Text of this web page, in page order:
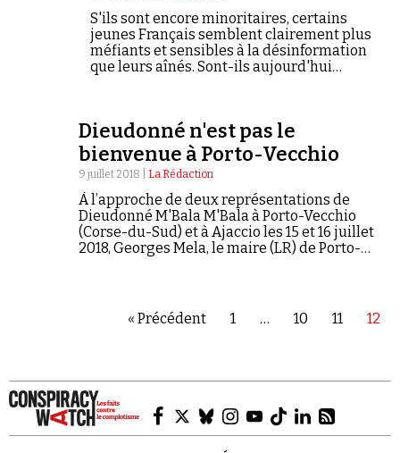
S'ils sont encore minoritaires, certains
jeunes Français semblent clairement plus
méfiants et sensibles à la désinformation
que leurs aînés. Sont-ils aujourd'hui
Dieudonné n'est pas le
bienvenue à Porto-Vecchio
9 juillet 2018 | La Rédaction
À l’approche de deux représentations de
Dieudonné M'Bala M'Bala à Porto-Vecchio
(Corse-du-Sud) et à Ajaccio les 15 et 16 juillet
2018, Georges Mela, le maire (LR) de Porto-
« Précédent 1 … 10 11 12